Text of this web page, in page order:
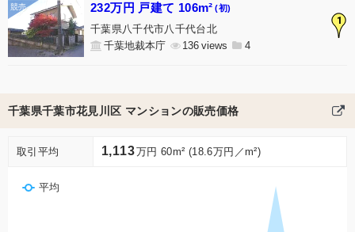
1
232万円 戸建て 106m² (初)
千葉県八千代市八千代台北
千葉地裁本庁
136 4
千葉県千葉市花見川区 マンションの販売価格
取引平均 1,113万円 60m² (18.6万円／m²)
平均